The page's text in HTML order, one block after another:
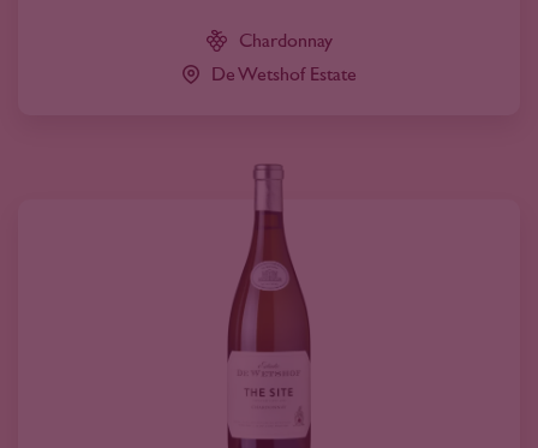
Chardonnay
De Wetshof Estate